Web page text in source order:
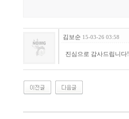
김보순 15-03-26 03:58
진심으로 감사드립니다!